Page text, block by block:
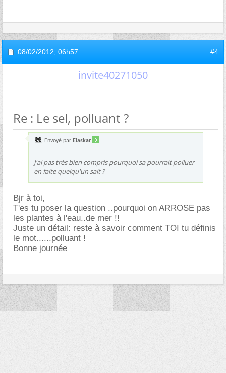
08/02/2012, 06h57 #4
invite40271050
Re : Le sel, polluant ?
Envoyé par Elaskar
J'ai pas très bien compris pourquoi sa pourrait polluer
en faite quelqu'un sait ?
Bjr à toi,
T'es tu poser la question ..pourquoi on ARROSE pas
les plantes à l'eau..de mer !!
Juste un détail: reste à savoir comment TOI tu définis
le mot......polluant !
Bonne journée